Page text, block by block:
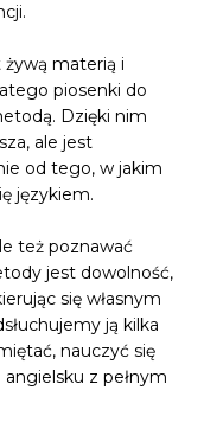
żywą materią i
piosenki do
Dzięki nim
ale jest
od tego, w jakim
językiem.
też poznawać
jest dowolność,
się własnym
ją kilka
nauczyć się
z pełnym